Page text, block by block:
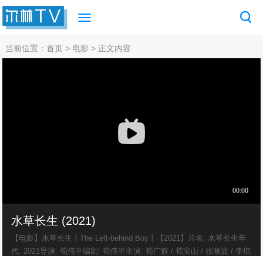
当前位置：首页 > 电影 > 正文内容
水草长生 (2021)
【电影】水草长生丨The Left-behind Boy丨【2021】片名: 水草长生年
代: 2021导演: 荀伟平编剧: 荀伟平主演: 荀广辉 / 荀宝山 / 张顺波 / 李琪